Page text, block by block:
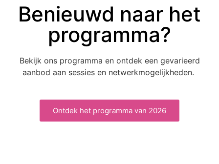
Benieuwd naar het
programma?
Bekijk ons programma en ontdek een gevarieerd
aanbod aan sessies en netwerkmogelijkheden.
Ontdek het programma van 2026